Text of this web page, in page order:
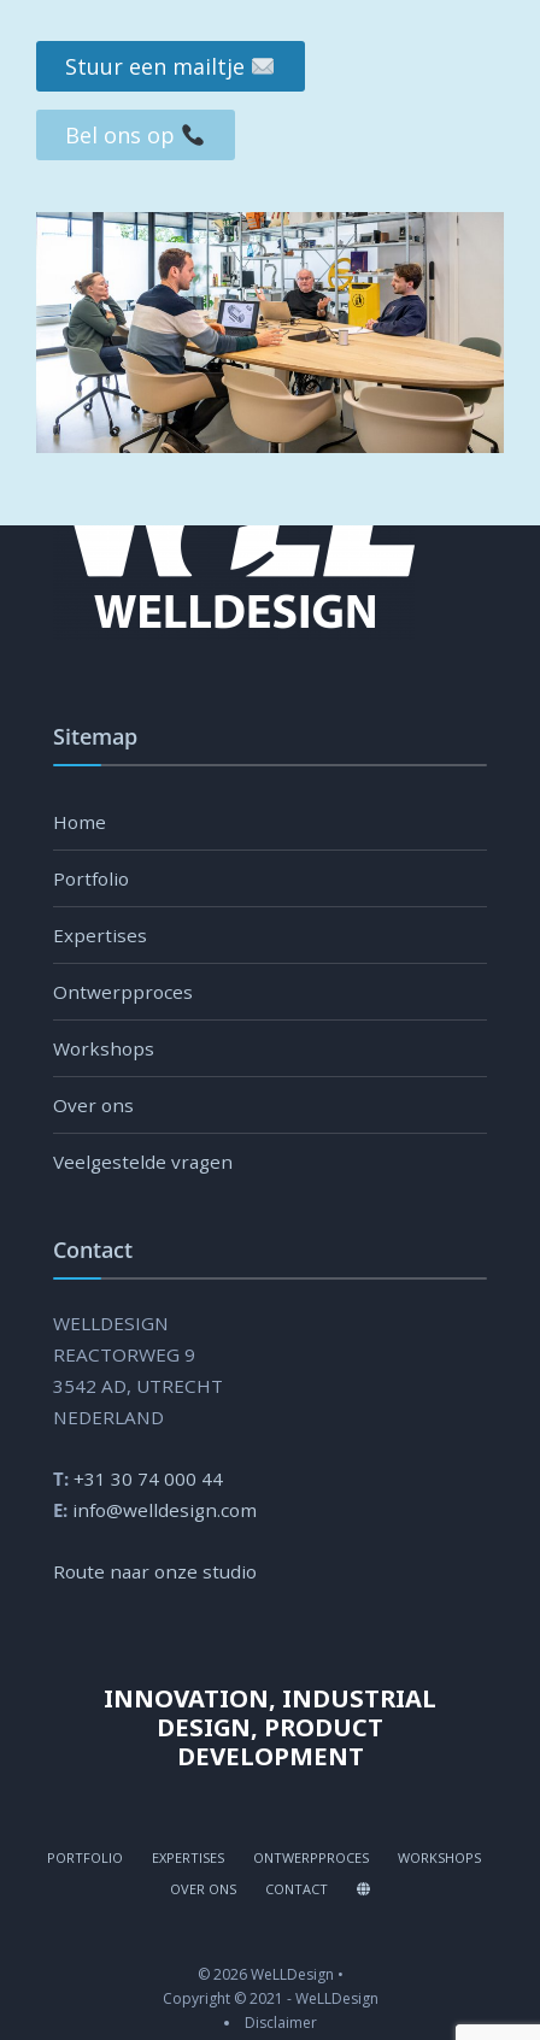
Stuur een mailtje
Bel ons op
VORIGE
TERUG NAAR PROJECTEN
VOLGENDE
Sitemap
Home
Portfolio
Expertises
Ontwerpproces
Workshops
Over ons
Veelgestelde vragen
Contact
WELLDESIGN
REACTORWEG 9
3542 AD, UTRECHT
NEDERLAND
T: +31 30 74 000 44
E: info@welldesign.com
Route naar onze studio
INNOVATION, INDUSTRIAL
DESIGN, PRODUCT
DEVELOPMENT
PORTFOLIO EXPERTISES ONTWERPPROCES
WORKSHOPS
OVER ONS
CONTACT
© 2026 WeLLDesign •
Copyright © 2021 - WeLLDesign
Disclaimer